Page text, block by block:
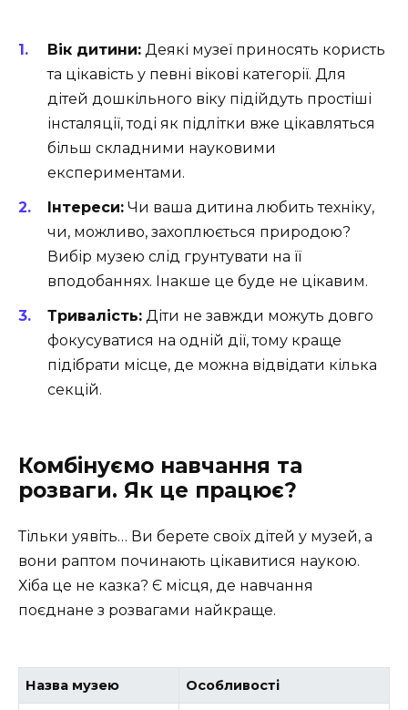
Вік дитини: Деякі музеї приносять користь
та цікавість у певні вікові категорії. Для
дітей дошкільного віку підійдуть простіші
інсталяції, тоді як підлітки вже цікавляться
більш складними науковими
експериментами.
Інтереси: Чи ваша дитина любить техніку,
чи, можливо, захоплюється природою?
Вибір музею слід грунтувати на її
вподобаннях. Інакше це буде не цікавим.
Тривалість: Діти не завжди можуть довго
фокусуватися на одній дії, тому краще
підібрати місце, де можна відвідати кілька
секцій.
Комбінуємо навчання та
розваги. Як це працює?
Тільки уявіть… Ви берете своїх дітей у музей, а
вони раптом починають цікавитися наукою.
Хіба це не казка? Є місця, де навчання
поєднане з розвагами найкраще.
Назва музею Особливості